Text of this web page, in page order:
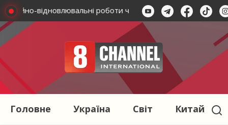
відновлювальні роботи через вимкнення
Головне Україна Світ Китай